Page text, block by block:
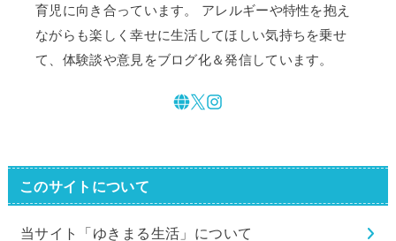
育児に向き合っています。 アレルギーや特性を抱え
ながらも楽しく幸せに生活してほしい気持ちを乗せ
て、体験談や意見をブログ化＆発信しています。
このサイトについて
当サイト「ゆきまる生活」について